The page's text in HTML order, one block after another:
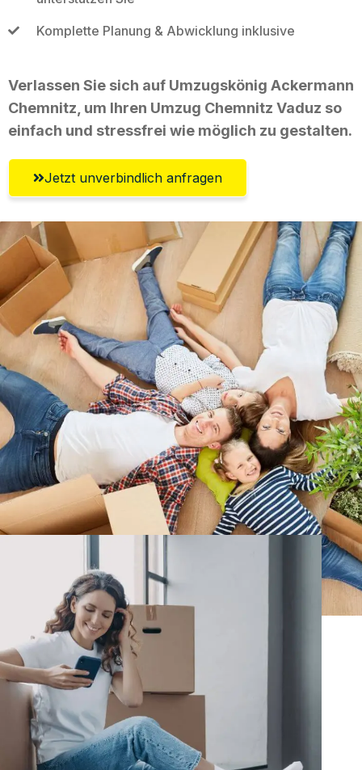
Komplette Planung & Abwicklung inklusive
Verlassen Sie sich auf Umzugskönig Ackermann
Chemnitz, um Ihren Umzug Chemnitz Vaduz so
einfach und stressfrei wie möglich zu gestalten.
Jetzt unverbindlich anfragen